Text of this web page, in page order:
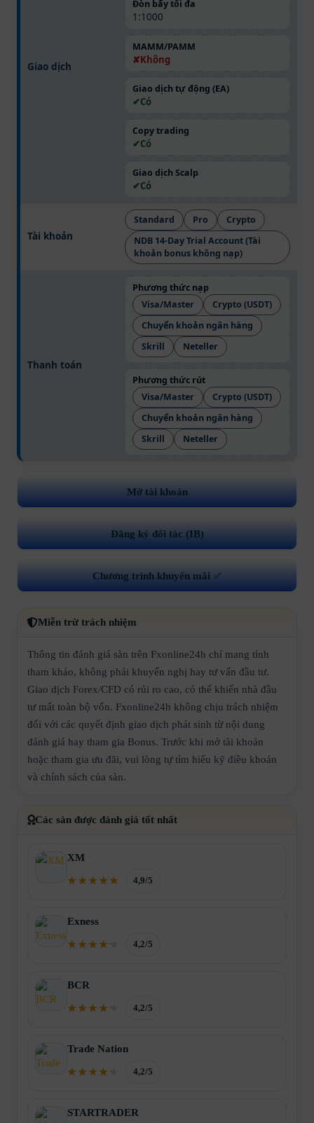
Giao dịch
Đòn bẩy tối đa
1:1000
MAMM/PAMM
Không
Giao dịch tự động (EA)
Có
Copy trading
Có
Giao dịch Scalp
Có
Tài khoản
Standard Pro
Crypto
NDB 14-Day Trial Account (Tài
khoản bonus không nạp)
Thanh toán
Phương thức nạp
Visa/Master
Crypto (USDT)
Chuyển khoản ngân hàng
Skrill
Neteller
Phương thức rút
Visa/Master
Crypto (USDT)
Chuyển khoản ngân hàng
Skrill
Neteller
Mở tài khoản
Đăng ký đối tác (IB)
Chương trình khuyến mãi ✔
Miễn trừ trách nhiệm
Thông tin đánh giá sàn trên Fxonline24h chỉ mang tính
tham khảo, không phải khuyến nghị hay tư vấn đầu tư.
Giao dịch Forex/CFD có rủi ro cao, có thể khiến nhà đầu
tư mất toàn bộ vốn. Fxonline24h không chịu trách nhiệm
đối với các quyết định giao dịch phát sinh từ nội dung
đánh giá hay tham gia Bonus. Trước khi mở tài khoản
hoặc tham gia ưu đãi, vui lòng tự tìm hiểu kỹ điều khoản
và chính sách của sàn.
Các sàn được đánh giá tốt nhất
XM
4,9/5
Exness
4,2/5
BCR
4,2/5
Trade Nation
4,2/5
STARTRADER